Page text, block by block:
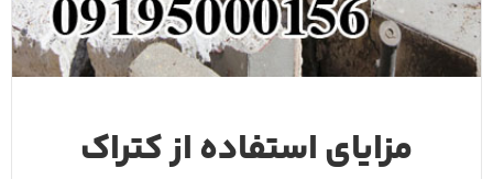
مزایای استفاده از کتراک